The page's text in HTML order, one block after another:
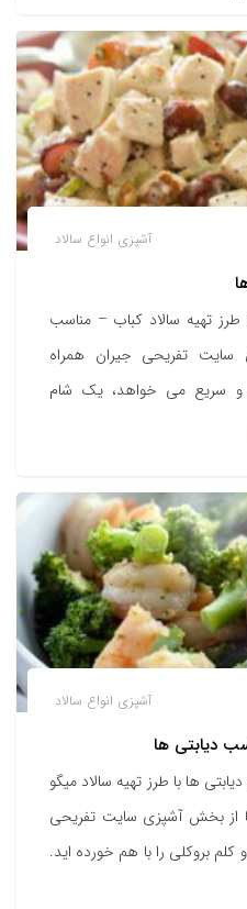
آشپزی انواع سالاد
تهیه سالاد کباب – مناسب
تفریحی جیران همراه
و سریع می خواهد، یک شام
آشپزی انواع سالاد
دیابتی ها
ها با طرز تهیه سالاد میگو
از بخش آشپزی سایت تفریحی
کلم بروکلی را با هم خورده اید.